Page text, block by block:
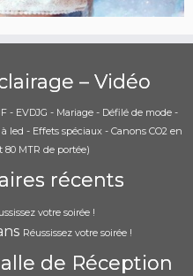
– Vidéo
- EVDJG - Mariage - Défilé de mode -
led - Effets spéciaux - Canons CO2 en
80 MTR de portée)
récents
votre soirée !
Réussissez votre soirée !
de Réception